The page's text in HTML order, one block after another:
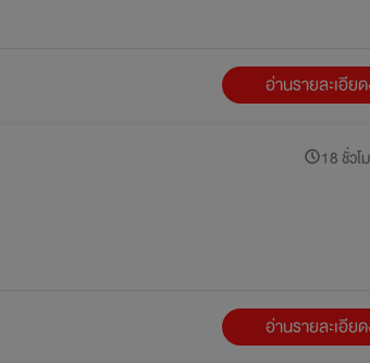
อ่านรายละเอีย
18 ชั่วโ
อ่านรายละเอีย